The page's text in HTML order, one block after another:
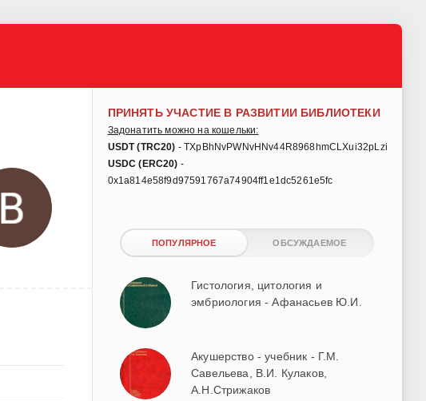
ПРИНЯТЬ УЧАСТИЕ В РАЗВИТИИ БИБЛИОТЕКИ
Задонатить можно на кошельки:
USDT (TRC20) - TXpBhNvPWNvHNv44R8968hmCLXui32pLzi
USDC (ERC20) -
0x1a814e58f9d97591767a74904ff1e1dc5261e5fc
ПОПУЛЯРНОЕ ОБСУЖДАЕМОЕ
Гистология, цитология и
эмбриология - Афанасьев Ю.И.
Акушерство - учебник - Г.М.
Савельева, В.И. Кулаков,
А.Н.Стрижаков